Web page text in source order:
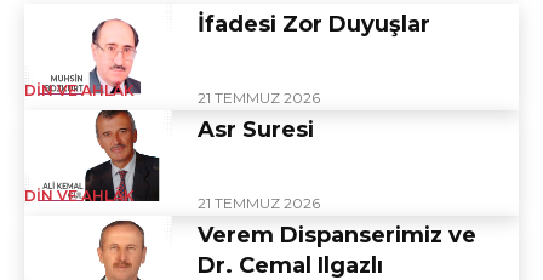
DIN VE AHLÂK
İfadesi Zor Duyuşlar
21 TEMMUZ 2026
DIN VE AHLÂK
Asr Suresi
21 TEMMUZ 2026
Verem Dispanserimiz ve
Dr. Cemal Ilgazlı